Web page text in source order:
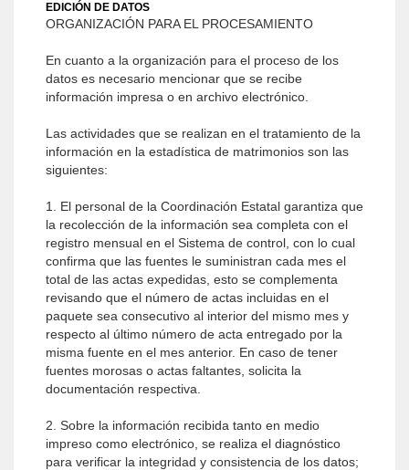
EDICIÓN DE DATOS
ORGANIZACIÓN PARA EL PROCESAMIENTO
En cuanto a la organización para el proceso de los
datos es necesario mencionar que se recibe
información impresa o en archivo electrónico.
Las actividades que se realizan en el tratamiento de la
información en la estadística de matrimonios son las
siguientes:
1. El personal de la Coordinación Estatal garantiza que
la recolección de la información sea completa con el
registro mensual en el Sistema de control, con lo cual
confirma que las fuentes le suministran cada mes el
total de las actas expedidas, esto se complementa
revisando que el número de actas incluidas en el
paquete sea consecutivo al interior del mismo mes y
respecto al último número de acta entregado por la
misma fuente en el mes anterior. En caso de tener
fuentes morosas o actas faltantes, solicita la
documentación respectiva.
2. Sobre la información recibida tanto en medio
impreso como electrónico, se realiza el diagnóstico
para verificar la integridad y consistencia de los datos;